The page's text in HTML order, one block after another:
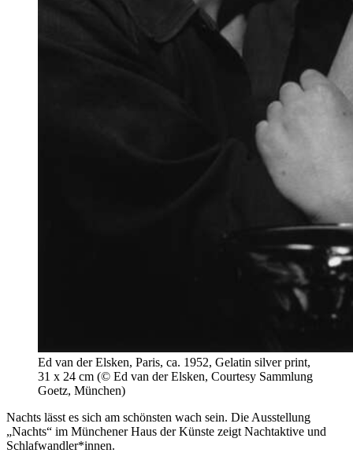
Ed van der Elsken, Paris, ca. 1952, Gelatin silver print,
31 x 24 cm (© Ed van der Elsken, Courtesy Sammlung
Goetz, München)
Nachts lässt es sich am schönsten wach sein. Die Ausstellung
„Nachts“ im Münchener Haus der Künste zeigt Nachtaktive und
Schlafwandler*innen.